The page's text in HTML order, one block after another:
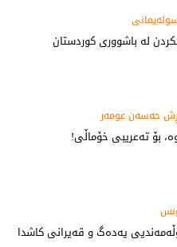
لە باشووری کوردستان
حەسەن عومەر
بۆ تەعریبی خۆماڵی!
یەدەگ و قەیرانی کاشدا